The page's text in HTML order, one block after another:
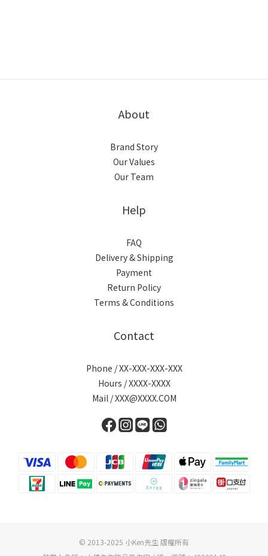
About
Brand Story
Our Values
Our Team
Help
FAQ
Delivery & Shipping
Payment
Return Policy
Terms & Conditions
Contact
Phone / XX-XXX-XXX-XXX
Hours / XXXX-XXXX
Mail / XXX@XXXX.COM
© 2013-2025 小Ken先生 版權所有